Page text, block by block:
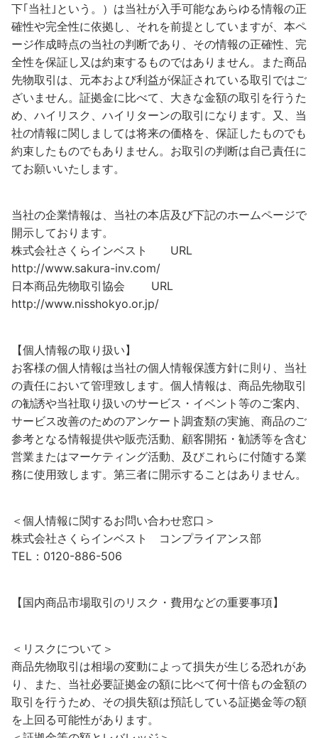
下｢当社｣という。）は当社が入手可能なあらゆる情報の正
確性や完全性に依拠し、それを前提としていますが、本ペ
ージ作成時点の当社の判断であり、その情報の正確性、完
全性を保証し又は約束するものではありません。また商品
先物取引は、元本および利益が保証されている取引ではご
ざいません。証拠金に比べて、大きな金額の取引を行うた
め、ハイリスク、ハイリターンの取引になります。又、当
社の情報に関しましては将来の価格を、保証したものでも
約束したものでもありません。お取引の判断は自己責任に
てお願いいたします。
当社の企業情報は、当社の本店及び下記のホームページで
開示しております。
株式会社さくらインベスト URL
http://www.sakura-inv.com/
日本商品先物取引協会 URL
http://www.nisshokyo.or.jp/
【個人情報の取り扱い】
お客様の個人情報は当社の個人情報保護方針に則り、当社
の責任において管理致します。個人情報は、商品先物取引
の勧誘や当社取り扱いのサービス・イベント等のご案内、
サービス改善のためのアンケート調査類の実施、商品のご
参考となる情報提供や販売活動、顧客開拓・勧誘等を含む
営業またはマーケティング活動、及びこれらに付随する業
務に使用致します。第三者に開示することはありません。
＜個人情報に関するお問い合わせ窓口＞
株式会社さくらインベスト コンプライアンス部
TEL：0120-886-506
【国内商品市場取引のリスク・費用などの重要事項】
＜リスクについて＞
商品先物取引は相場の変動によって損失が生じる恐れがあ
り、また、当社必要証拠金の額に比べて何十倍もの金額の
取引を行うため、その損失額は預託している証拠金等の額
を上回る可能性があります。